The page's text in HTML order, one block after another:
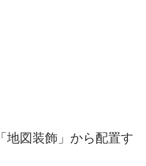
地図装飾」から配置す